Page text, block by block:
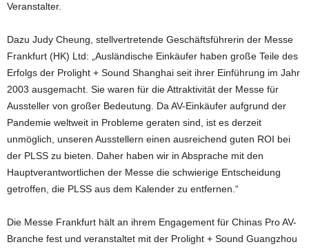
Veranstalter.
Dazu Judy Cheung, stellvertretende Geschäftsführerin der Messe
Frankfurt (HK) Ltd: „Ausländische Einkäufer haben große Teile des
Erfolgs der Prolight + Sound Shanghai seit ihrer Einführung im Jahr
2003 ausgemacht. Sie waren für die Attraktivität der Messe für
Aussteller von großer Bedeutung. Da AV-Einkäufer aufgrund der
Pandemie weltweit in Probleme geraten sind, ist es derzeit
unmöglich, unseren Ausstellern einen ausreichend guten ROI bei
der PLSS zu bieten. Daher haben wir in Absprache mit den
Hauptverantwortlichen der Messe die schwierige Entscheidung
getroffen, die PLSS aus dem Kalender zu entfernen.“
Die Messe Frankfurt hält an ihrem Engagement für Chinas Pro AV-
Branche fest und veranstaltet mit der Prolight + Sound Guangzhou